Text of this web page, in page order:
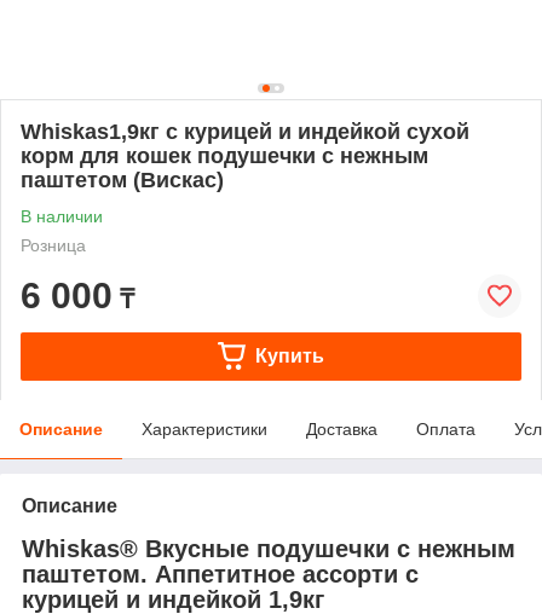
Whiskas1,9кг с курицей и индейкой сухой
корм для кошек подушечки с нежным
паштетом (Вискас)
В наличии
Розница
6 000 ₸
Купить
Описание Характеристики Доставка Оплата
Описание
Whiskas® Вкусные подушечки с нежным
паштетом. Аппетитное ассорти с
курицей и индейкой 1,9кг